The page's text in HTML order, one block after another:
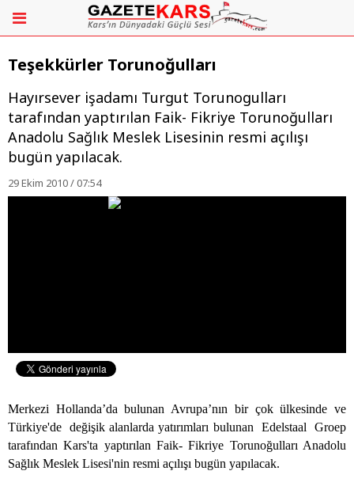
Teşekkürler Torunoğulları
Hayırsever işadamı Turgut Torunogulları
tarafından yaptırılan Faik- Fikriye Torunoğulları
Anadolu Sağlık Meslek Lisesinin resmi açılışı
bugün yapılacak.
29 Ekim 2010 / 07:54
Merkezi Hollanda’da bulunan Avrupa’nın bir çok ülkesinde ve
Türkiye'de değişik alanlarda yatırımları bulunan Edelstaal Groep
tarafından Kars'ta yaptırılan Faik- Fikriye Torunoğulları Anadolu
Sağlık Meslek Lisesi'nin resmi açılışı bugün yapılacak.